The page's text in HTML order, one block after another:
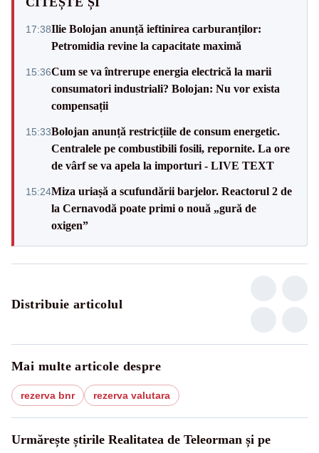
17:38Ilie Bolojan anunță ieftinirea carburanților:
Petromidia revine la capacitate maximă
15:36Cum se va întrerupe energia electrică la marii
consumatori industriali? Bolojan: Nu vor exista
compensații
15:33Bolojan anunță restricțiile de consum energetic.
Centralele pe combustibili fosili, repornite. La ore
de vârf se va apela la importuri - LIVE TEXT
15:24Miza uriașă a scufundării barjelor. Reactorul 2 de
la Cernavodă poate primi o nouă „gură de
oxigen”
Distribuie articolul
Mai multe articole despre
rezerva bnr rezerva valutara
Urmărește știrile Realitatea de Teleorman și pe